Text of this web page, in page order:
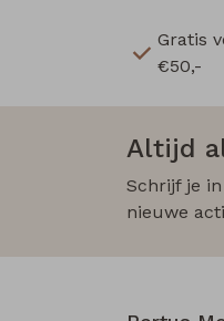
Gratis
€50,-
Altijd
Schrijf je
nieuwe